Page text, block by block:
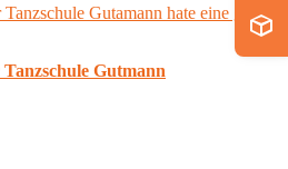
Gutmann